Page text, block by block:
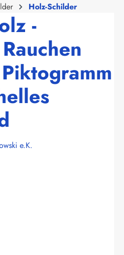
Holz-Schilder
-
e.K.